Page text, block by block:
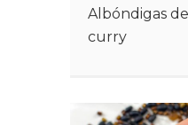
Albóndigas
curry